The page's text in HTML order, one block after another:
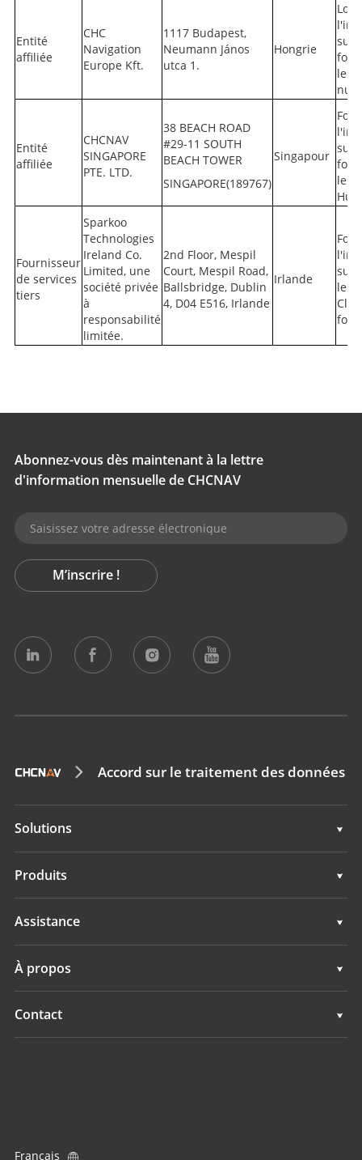
Entité
affiliée
CHC
Navigation
Europe Kft.
1117 Budapest,
Neumann János
utca 1.
Hongrie
sur
les
Entité
affiliée
CHCNAV
SINGAPORE
PTE. LTD.
38 BEACH ROAD
#29-11 SOUTH
BEACH TOWER
SINGAPORE(189767)
Singapour
sur
les
Fournisseur
de services
tiers
Sparkoo
Technologies
Ireland Co.
Limited, une
société privée
à
responsabilité
limitée.
2nd Floor, Mespil
Court, Mespil Road,
Ballsbridge, Dublin
4, D04 E516, Irlande
Irlande
sur
les
Abonnez-vous dès maintenant à la lettre
d'information mensuelle de CHCNAV
M’inscrire !
Accord sur le traitement des données
Solutions
Solutions
Produits
Systèmes Guidage d'engins
Tous les produits
Assistance
À propos
Présentation
Contact
Français